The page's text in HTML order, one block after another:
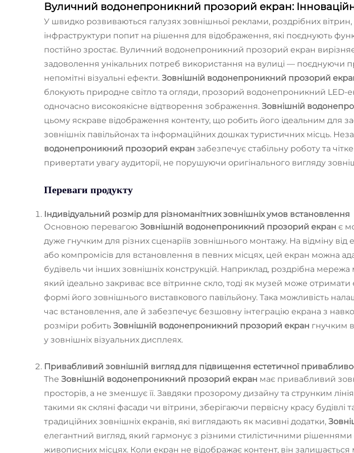
Вуличний водонепроникний прозорий екран:
У швидко розвиваються галузях зовнішньої реклами, роздрібних
інфраструктури попит на рішення для відображення, які поєднують
постійно зростає. Вуличний водонепроникний прозорий екран
задоволення унікальних потреб використання на вулиці — поєднуючи
непомітні візуальні ефекти. Зовнішній водонепроникний прозорий
блокують природне світло та огляди, прозорий водонепроникний LED-
одночасно високоякісне відтворення зображення. Зовнішній
цьому яскраве відображення контенту, що робить його ідеальним для
зовнішніх павільйонах та інформаційних дошках туристичних місць.
водонепроникний прозорий екран забезпечує стабільну роботу та
привертати увагу аудиторії, не порушуючи оригінального вигляду
Переваги продукту
Індивідуальний розмір для різноманітних зовнішніх умов встановлення
Основною перевагою Зовнішній водонепроникний прозорий екран є
дуже гнучким для різних сценаріїв зовнішнього монтажу. На відміну
або компромісів для встановлення в певних місцях, цей екран можна
будівель чи інших зовнішніх конструкцій. Наприклад, роздрібна
який ідеально закриває все вітринне скло, тоді як музей може отримати
формі його зовнішнього виставкового павільйону. Така можливість
час встановлення, але й забезпечує безшовну інтеграцію екрана з
розміри робить Зовнішній водонепроникний прозорий екран гнучким
у зовнішніх візуальних дисплеях.
Привабливий зовнішній вигляд для підвищення естетичної
The Зовнішній водонепроникний прозорий екран має привабливий
просторів, а не зменшує її. Завдяки прозорому дизайну та струнким
такими як скляні фасади чи вітрини, зберігаючи первісну красу будівлі
традиційних зовнішніх екранів, які виглядають як масивні додатки,
елегантний вигляд, який гармонує з різними стилістичними рішеннями
живописних місцях. Коли екран не відображає контент, він